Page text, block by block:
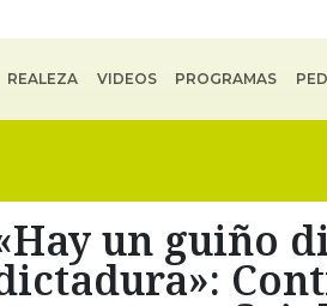
REALEZA VIDEOS PROGRAMAS
un guiño